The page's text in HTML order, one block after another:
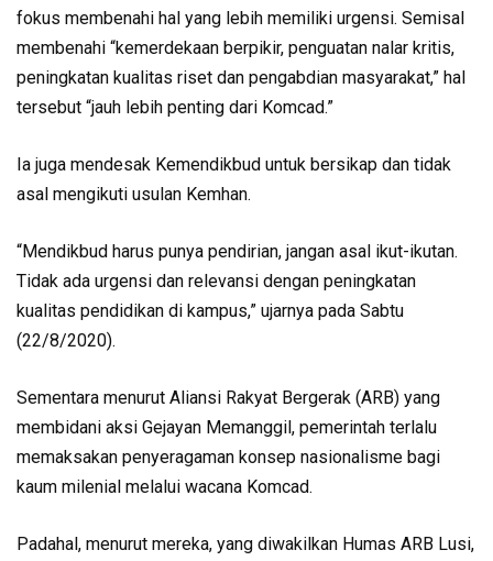
fokus membenahi hal yang lebih memiliki urgensi. Semisal
membenahi “kemerdekaan berpikir, penguatan nalar kritis,
peningkatan kualitas riset dan pengabdian masyarakat,” hal
tersebut “jauh lebih penting dari Komcad.”
Ia juga mendesak Kemendikbud untuk bersikap dan tidak
asal mengikuti usulan Kemhan.
“Mendikbud harus punya pendirian, jangan asal ikut-ikutan.
Tidak ada urgensi dan relevansi dengan peningkatan
kualitas pendidikan di kampus,” ujarnya pada Sabtu
(22/8/2020).
Sementara menurut Aliansi Rakyat Bergerak (ARB) yang
membidani aksi Gejayan Memanggil, pemerintah terlalu
memaksakan penyeragaman konsep nasionalisme bagi
kaum milenial melalui wacana Komcad.
Padahal, menurut mereka, yang diwakilkan Humas ARB Lusi,